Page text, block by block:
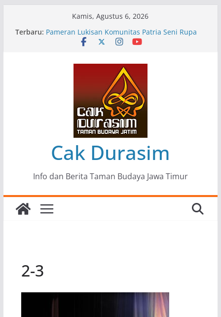
Kamis, Agustus 6, 2026
Terbaru:
“Tumbang Tambang”, Ungkapan Kritis Tentang
Derita Pekerja Pertambangan
Pameran Lukisan Komunitas Patria Seni Rupa
Perlawanan
Mengupas Sunyi dan Luka di Balik “Samaleak”
Menjaga Marwah Seni dan Budaya: Catatan
Kunjungan Kerja Ir. Bambang Haryo Soekartono
(BHS) Anggota DPR RI ke Taman Budaya Jawa
Pameran Tunggal 35 Karya Agus Koecink
Cak Durasim
Info dan Berita Taman Budaya Jawa Timur
2-3